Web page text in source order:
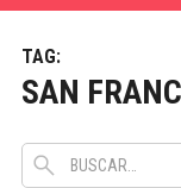
TAG:
SAN